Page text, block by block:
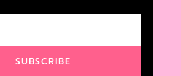
SUBSCRIBE